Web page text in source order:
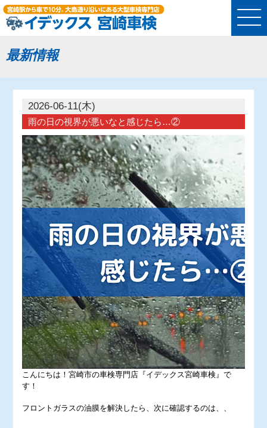
最新情報
2026-06-11(木)
雨の日の視界が悪いなと感じたら…②
こんにちは！宮崎市の車検専門店『イデックス宮崎車検』で
す！
フロントガラスの油膜を解決したら、次に確認するのは、、